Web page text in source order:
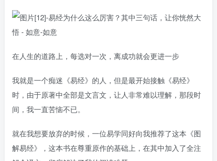
在人生的道路上，每选对一次，离成功就会更进一步
我就是一个痴迷《易经》的人，但是最开始接触《易经》
时，由于原著中全部是文言文，让人非常难以理解，那段时
间，我一直苦恼不已。
就在我想要放弃的时候，一位易学同好向我推荐了这本《图
解易经》，这本书在尊重原作的基础上，在其中加入了全注